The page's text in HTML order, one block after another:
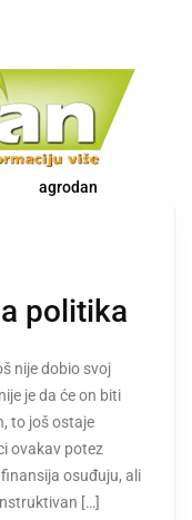
agrodan
politika
nije dobio svoj
je da će on biti
to još ostaje
ovakav potez
osuđuju, ali
[…]